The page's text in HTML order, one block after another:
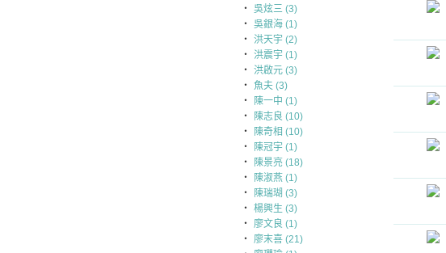
‧ 吳炫三 (3)
‧ 吳銀海 (1)
‧ 洪天宇 (2)
‧ 洪震宇 (1)
‧ 洪啟元 (3)
‧ 魚夫 (3)
‧
陳一中 (1)
‧
陳志良 (10)
‧
陳奇相 (10)
‧
陳冠宇 (1)
‧
陳景亮 (18)
‧
陳淑燕 (1)
‧
陳瑞瑚 (3)
‧ 楊興生 (3)
‧ 廖文良 (1)
‧ 廖末喜 (21)